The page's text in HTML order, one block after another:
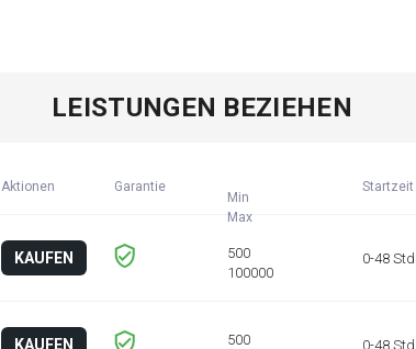
LEISTUNGEN BEZIEHEN
Aktionen Garantie
Min
Max
Startzeit
KAUFEN
500
100000
0-48 Std.
KAUFEN
500
0-48 Std.